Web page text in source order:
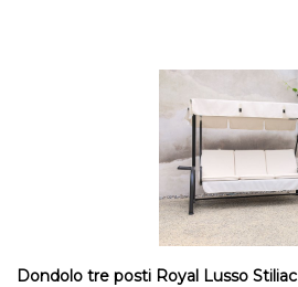
Dondolo tre posti Royal Lusso Stiliac